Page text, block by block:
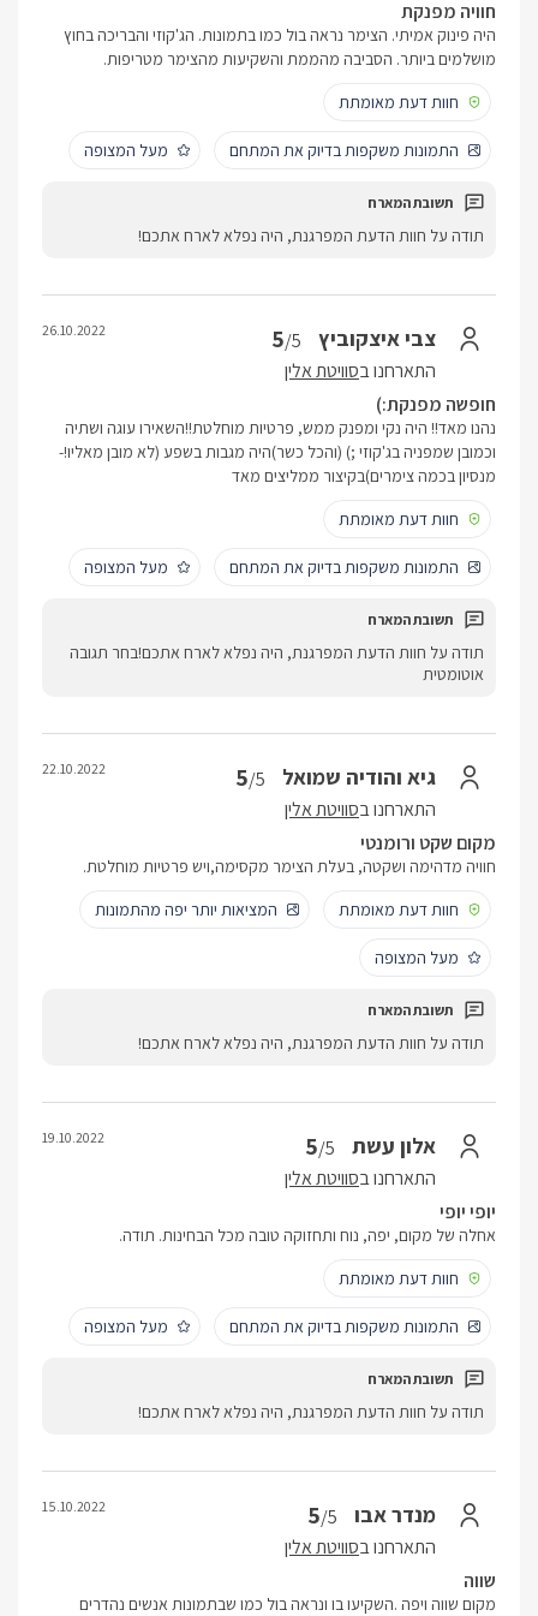
חוויה מפנקת
היה פינוק אמיתי. הצימר נראה בול כמו בתמונות. הג'קוזי והבריכה בחוץ
מושלמים ביותר. הסביבה מהממת והשקיעות מהצימר מטריפות.
חוות דעת מאומתת
התמונות משקפות בדיוק את המתחם מעל המצופה
תודה על חוות הדעת המפרגנת, היה נפלא לארח אתכם!
צבי איצקוביץ 5/5
התארחנו בסוויטת אלין
26.10.2022
חופשה מפנקת:)
נהנו מאד!! היה נקי ומפנק ממש, פרטיות מוחלטת!!השאירו עוגה ושתיה
וכמובן שמפניה בג'קוזי ;) (והכל כשר)היה מגבות בשפע (לא מובן מאליו!-
מנסיון בכמה צימרים)בקיצור ממליצים מאד
חוות דעת מאומתת
התמונות משקפות בדיוק את המתחם מעל המצופה
תודה על חוות הדעת המפרגנת, היה נפלא לארח אתכם!בחר תגובה
אוטומטית
גיא והודיה שמואל 5/5
התארחנו בסוויטת אלין
22.10.2022
מקום שקט ורומנטי
חוויה מדהימה ושקטה, בעלת הצימר מקסימה,ויש פרטיות מוחלטת.
חוות דעת מאומתת
המציאות יותר יפה מהתמונות
מעל המצופה
תודה על חוות הדעת המפרגנת, היה נפלא לארח אתכם!
אלון עשת 5/5
התארחנו בסוויטת אלין
19.10.2022
יופי יופי
אחלה של מקום, יפה, נוח ותחזוקה טובה מכל הבחינות. תודה.
חוות דעת מאומתת
התמונות משקפות בדיוק את המתחם מעל המצופה
תודה על חוות הדעת המפרגנת, היה נפלא לארח אתכם!
מנדר אבו 5/5
התארחנו בסוויטת אלין
15.10.2022
שווה
מקום שווה ויפה .השקיעו בו ונראה בול כמו שבתמונות אנשים נהדרים